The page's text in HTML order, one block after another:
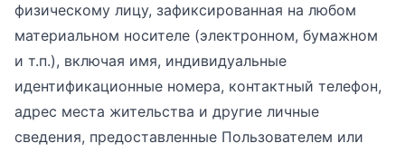
физическому лицу, зафиксированная на любом
материальном носителе (электронном, бумажном
и т.п.), включая имя, индивидуальные
идентификационные номера, контактный телефон,
адрес места жительства и другие личные
сведения, предоставленные Пользователем или